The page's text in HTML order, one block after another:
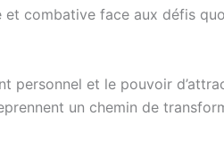
combative face aux défis
personnel et le pouvoir
un chemin de